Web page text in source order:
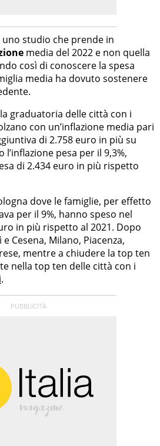
uno studio che prende in
media del 2022 e non quella
così di conoscere la spesa
media ha dovuto sostenere
graduatoria delle città con i
con un’inflazione media pari
di 2.758 euro in più su
l’inflazione pesa per il 9,3%,
di 2.434 euro in più rispetto
dove le famiglie, per effetto
per il 9%, hanno speso nel
in più rispetto al 2021. Dopo
Cesena, Milano, Piacenza,
mentre a chiudere la top ten
nella top ten delle città con i
.